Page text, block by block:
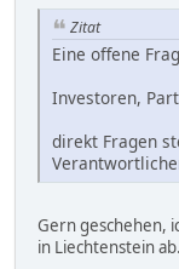
Zitat
Eine offene
Investoren,
direkt Fragen
Gern geschehen,
in Liechtenstein ab.